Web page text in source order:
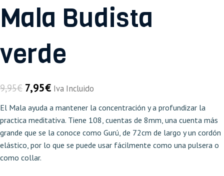
Mala Budista
verde
9,95€ 7,95€ Iva Incluido
El Mala ayuda a mantener la concentración y a profundizar la
practica meditativa. Tiene 108, cuentas de 8mm, una cuenta más
grande que se la conoce como Gurú, de 72cm de largo y un cordón
elástico, por lo que se puede usar fácilmente como una pulsera o
como collar.